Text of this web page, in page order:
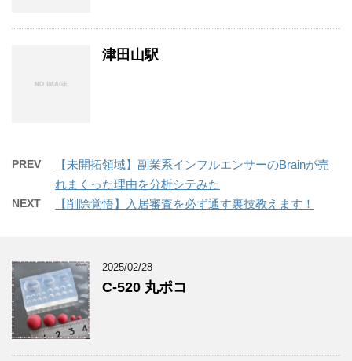
津田山駅
PREV
【未開拓領域】副業系インフルエンサーのBrainが売
れまくった理由を分析シテみた
NEXT 【削除覚悟】入居審査を必ず通す裏技教えます！
2025/02/28
C-520 丸ポコ